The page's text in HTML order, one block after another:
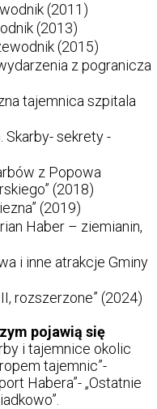
(2011)
(2013)
(2015)
z pogranicza
tajemnica szpitala
Skarby- sekrety -
z Popowa
(2018)
(2019)
Haber – ziemianin,
i inne atrakcje Gminy
rozszerzone” (2024)
pojawią się
i tajemnice okolic
tajemnic”-
Habera”- „Ostatnie